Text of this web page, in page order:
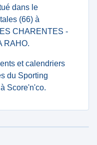
dans le
(66) à
CHARENTES -
RAHO.
et calendriers
du Sporting
Score'n'co.